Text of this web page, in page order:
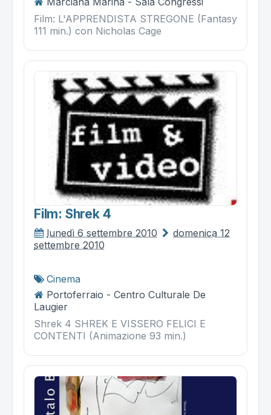
Film: L'APPRENDISTA STREGONE (Fantasy
111 min.) con Nicholas Cage
Film: Shrek 4
lunedì 6 settembre 2010
domenica 12
settembre 2010
Cinema
Portoferraio - Centro Culturale De
Laugier
Shrek 4 SHREK E VISSERO FELICI E
CONTENTI (Animazione 93 min.)